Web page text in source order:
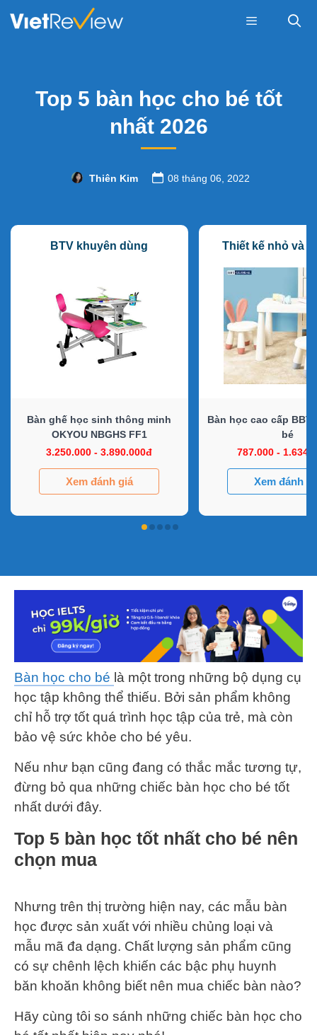
Top 5 bàn học cho bé tốt
nhất 2026
Thiên Kim 08 tháng 06, 2022
BTV khuyên dùng
Bàn ghế học sinh thông minh
OKYOU NBGHS FF1
3.250.000 - 3.890.000đ
Xem đánh giá
Thiết kế nhỏ và
Bàn học cao cấp BBT
bé
787.000 -
Xem đánh
Bàn học cho bé là một trong những bộ dụng cụ
học tập không thể thiếu. Bởi sản phẩm không
chỉ hỗ trợ tốt quá trình học tập của trẻ, mà còn
bảo vệ sức khỏe cho bé yêu.
Nếu như bạn cũng đang có thắc mắc tương tự,
đừng bỏ qua những chiếc bàn học cho bé tốt
nhất dưới đây.
Top 5 bàn học tốt nhất cho bé nên
chọn mua
Nhưng trên thị trường hiện nay, các mẫu bàn
học được sản xuất với nhiều chủng loại và
mẫu mã đa dạng. Chất lượng sản phẩm cũng
có sự chênh lệch khiến các bậc phụ huynh
băn khoăn không biết nên mua chiếc bàn nào?
Hãy cùng tôi so sánh những chiếc bàn học cho